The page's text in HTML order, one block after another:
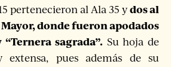
pertenecieron al Ala 35 ydos al
donde fueron apodados
“Ternera sagrada”. Su hoja de
extensa, pues además de su